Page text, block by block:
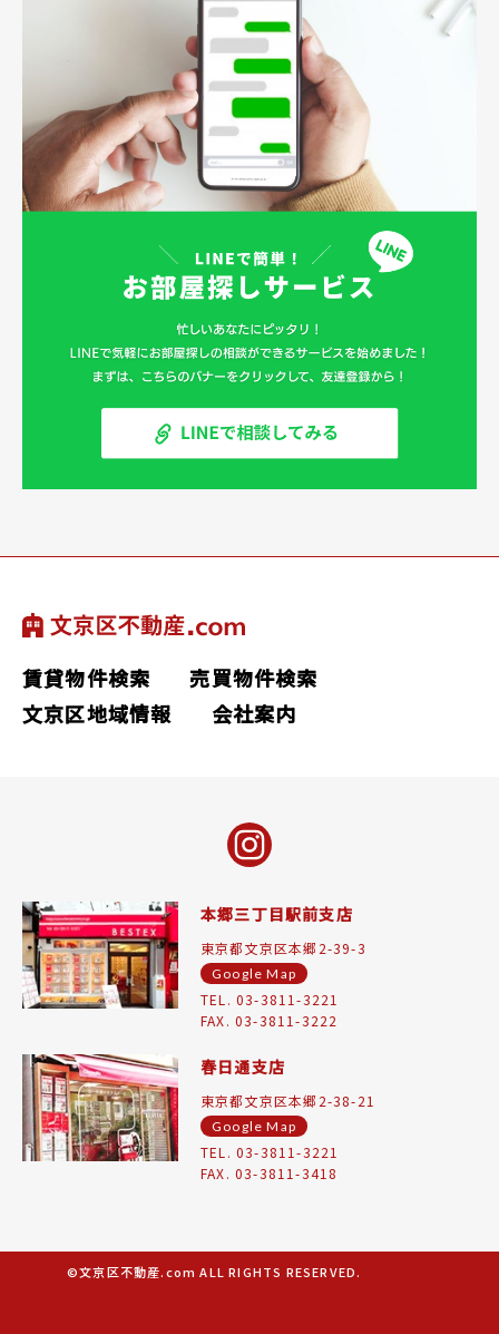
賃貸物件検索
売買物件検索
文京区地域情報
会社案内
本郷三丁目駅前支店
東京都文京区本郷2-39-3
Google Map
TEL. 03-3811-3221
FAX. 03-3811-3222
春日通支店
東京都文京区本郷2-38-21
Google Map
TEL. 03-3811-3221
FAX. 03-3811-3418
©文京区不動産.com ALL RIGHTS RESERVED.